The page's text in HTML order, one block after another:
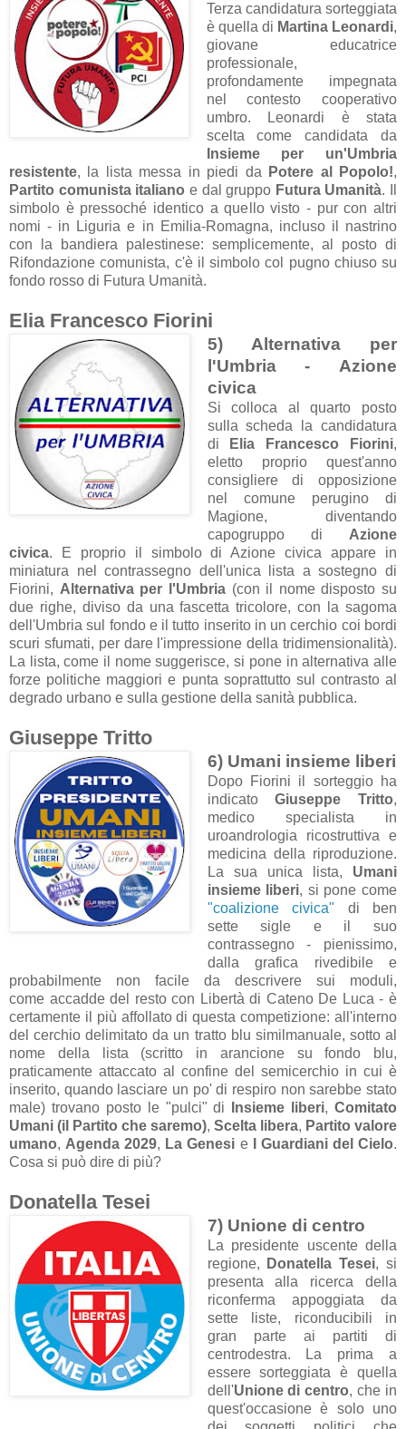
Terza candidatura sorteggiata
è quella di Martina Leonardi,
giovane educatrice
professionale,
profondamente impegnata
nel contesto cooperativo
umbro. Leonardi è stata
scelta come candidata da
Insieme per un'Umbria
resistente, la lista messa in piedi da Potere al Popolo!,
Partito comunista italiano e dal gruppo Futura Umanità. Il
simbolo è pressoché identico a quello visto - pur con altri
nomi - in Liguria e in Emilia-Romagna, incluso il nastrino
con la bandiera palestinese: semplicemente, al posto di
Rifondazione comunista, c'è il simbolo col pugno chiuso su
fondo rosso di Futura Umanità.
Elia Francesco Fiorini
5) Alternativa per
l'Umbria - Azione
civica
Si colloca al quarto posto
sulla scheda la candidatura
di
Elia Francesco Fiorini,
eletto proprio quest'anno
consigliere di opposizione
nel comune perugino di
Magione, diventando
capogruppo di Azione
civica. E proprio il simbolo di Azione civica appare in
miniatura nel contrassegno dell'unica lista a sostegno di
Fiorini, Alternativa per l'Umbria(con il nome disposto su
due righe, diviso da una fascetta tricolore, con la sagoma
dell'Umbria sul fondo e il tutto inserito in un cerchio coi bordi
scuri sfumati, per dare l'impressione della tridimensionalità).
La lista, come il nome suggerisce, si pone in alternativa alle
forze politiche maggiori e punta soprattutto sul contrasto al
degrado urbano e sulla gestione della sanità pubblica.
Giuseppe Tritto
6) Umani insieme liberi
Dopo Fiorini il sorteggio ha
indicatoGiuseppe Tritto,
medico specialista in
uroandrologia ricostruttiva e
medicina della riproduzione.
La sua unica lista, Umani
insieme liberi, si pone come
"coalizione civica" di ben
sette sigle e il suo
contrassegno - pienissimo,
dalla grafica rivedibile e
probabilmente non facile da descrivere sui moduli,
come accadde del resto con Libertà di Cateno De Luca - è
certamente il più affollato di questa competizione: all'interno
del cerchio delimitato da un tratto blu similmanuale, sotto al
nome della lista (scritto in arancione su fondo blu,
praticamente attaccato al confine del semicerchio in cui è
inserito, quando lasciare un po' di respiro non sarebbe stato
male) trovano posto le "pulci" di
Insieme liberi, Comitato
Umani (il Partito che saremo), Scelta libera, Partito valore
umano, Agenda 2029, La Genesi e I Guardiani del Cielo.
Cosa si può dire di più?
Donatella Tesei
7) Unione di centro
La presidente uscente della
regione,
Donatella Tesei, si
presenta alla ricerca della
riconferma appoggiata da
sette liste, riconducibili in
gran parte ai partiti di
centrodestra. La prima a
essere sorteggiata è quella
dell'Unione di centro, che in
quest'occasione è solo uno